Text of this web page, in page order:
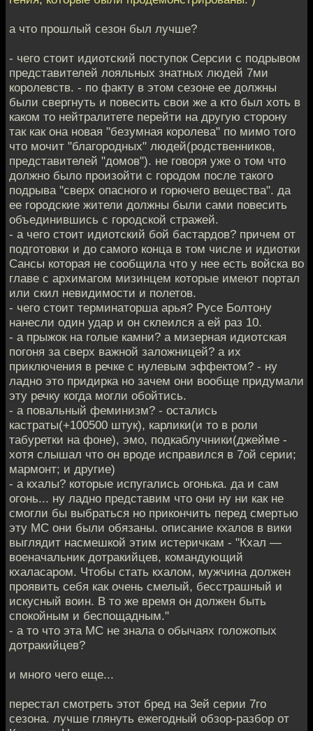
а что прошлый сезон был лучше?
- чего стоит идиотский поступок Серсии с подрывом
представителей лояльных знатных людей 7ми
королевств. - по факту в этом сезоне ее должны
были свергнуть и повесить свои же а кто был хоть в
каком то нейтралитете перейти на другую сторону
так как она новая "безумная королева" по мимо того
что мочит "благородных" людей(родственников,
представителей "домов"). не говоря уже о том что
должно было произойти с городом после такого
подрыва "сверх опасного и горючего вещества". да
ее городские жители должны были сами повесить
объединившись с городской стражей.
- а чего стоит идиотский бой бастардов? причем от
подготовки и до самого конца в том числе и идиотки
Сансы которая не сообщила что у нее есть войска во
главе с архимагом мизинцем которые имеют портал
или скил невидимости и полетов.
- чего стоит терминаторша арья? Русе Болтону
нанесли один удар и он склеился а ей раз 10.
- а прыжок на голые камни? а мизерная идиотская
погоня за сверх важной заложницей? а их
приключения в речке с нулевым эффектом? - ну
ладно это придирка но зачем они вообще придумали
эту речку когда могли обойтись.
- а повальный феминизм? - остались
кастраты(+100500 штук), карлики(и то в роли
табуретки на фоне), эмо, подкаблучники(джейме -
хотя слышал что он вроде исправился в 7ой серии;
мармонт; и другие)
- а кхалы? которые испугались огонька. да и сам
огонь... ну ладно представим что они ну ни как не
смогли бы выбраться но прикончить перед смертью
эту МС они были обязаны. описание кхалов в вики
выглядит насмешкой этим истеричкам - "Кхал —
военачальник дотракийцев, командующий
кхаласаром. Чтобы стать кхалом, мужчина должен
проявить себя как очень смелый, бесстрашный и
искусный воин. В то же время он должен быть
спокойным и беспощадным."
- а то что эта МС не знала о обычаях голожопых
дотракийцев?
и много чего еще...
перестал смотреть этот бред на 3ей серии 7го
сезона. лучше глянуть ежегодный обзор-разбор от